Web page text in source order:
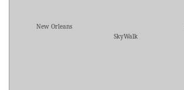
New Orleans
SkyWalk